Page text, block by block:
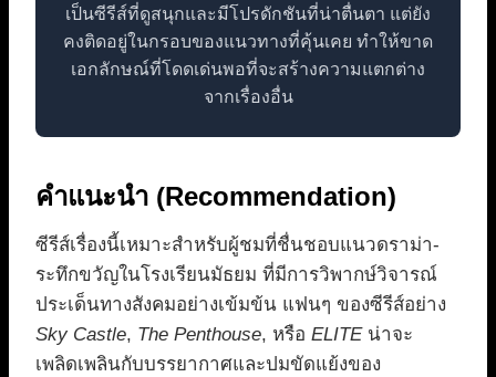
เป็นซีรีส์ที่ดูสนุกและมีโปรดักชันที่น่าตื่นตา แต่ยัง
คงติดอยู่ในกรอบของแนวทางที่คุ้นเคย ทำให้ขาด
เอกลักษณ์ที่โดดเด่นพอที่จะสร้างความแตกต่าง
จากเรื่องอื่น
คำแนะนำ (Recommendation)
ซีรีส์เรื่องนี้เหมาะสำหรับผู้ชมที่ชื่นชอบแนวดราม่า-
ระทึกขวัญในโรงเรียนมัธยม ที่มีการวิพากษ์วิจารณ์
ประเด็นทางสังคมอย่างเข้มข้น แฟนๆ ของซีรีส์อย่าง
Sky Castle, The Penthouse, หรือ ELITEน่าจะ
เพลิดเพลินกับบรรยากาศและปมขัดแย้งของ